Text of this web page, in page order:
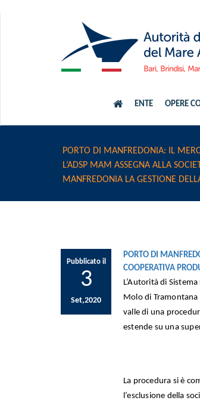
ENTE OPERE
PORTO DI MANFREDONIA: IL
L’ADSP MAM ASSEGNA ALLA
MANFREDONIA LA GESTIONE
Pubblicato il
3
Set,2020
PORTO DI
COOPERATIVA
L’Autorità di
Molo di
valle di una
estende su una
La procedura si è
l’esclusione della